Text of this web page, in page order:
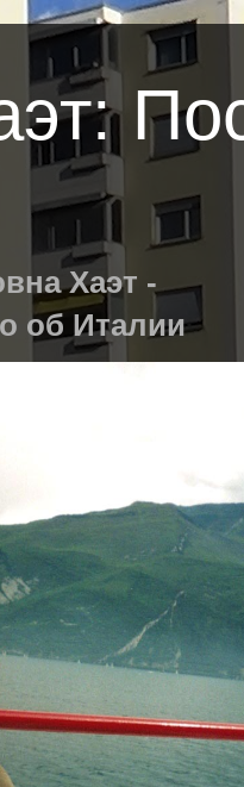
Хаэт -
об Италии